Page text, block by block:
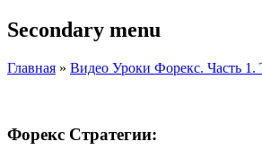
Secondary menu
Главная » Видео Уроки Форекс. Часть 1.
Форекс Стратегии: